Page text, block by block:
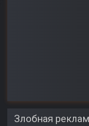
Злобная